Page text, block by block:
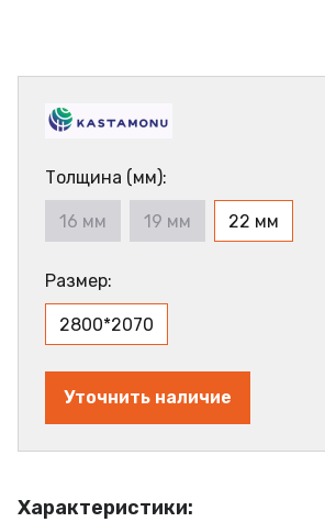
Характеристики:
Толщина (мм):
16 мм 19 мм 22 мм
Размер:
2800*2070
Уточнить наличие